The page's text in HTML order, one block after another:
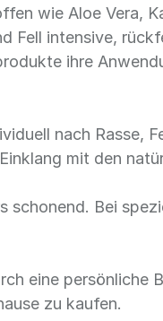
wie Aloe Vera,
Fell intensive,
ihre
nach Rasse,
mit den
Bei
eine
zu kaufen.